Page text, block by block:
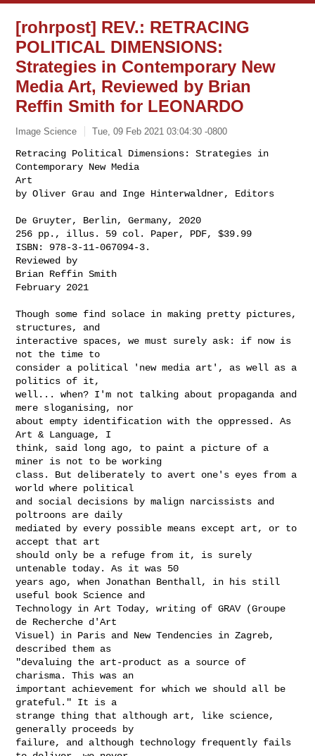
[rohrpost] REV.: RETRACING
POLITICAL DIMENSIONS:
Strategies in Contemporary New
Media Art, Reviewed by Brian
Reffin Smith for LEONARDO
Image Science Tue, 09 Feb 2021 03:04:30 -0800
Retracing Political Dimensions: Strategies in
Contemporary New Media
Art
by Oliver Grau and Inge Hinterwaldner, Editors